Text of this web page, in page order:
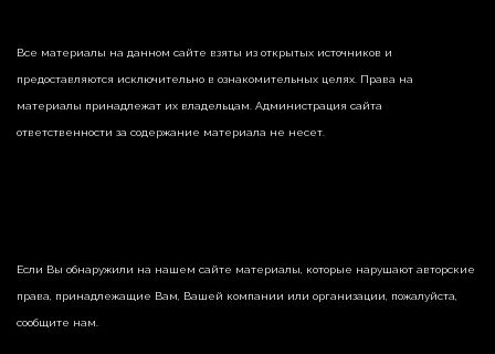
Все материалы на данном сайте взяты из открытых источников и
предоставляются исключительно в ознакомительных целях. Права на
материалы принадлежат их владельцам. Администрация сайта
ответственности за содержание материала не несет.
Если Вы обнаружили на нашем сайте материалы, которые нарушают авторские
права, принадлежащие Вам, Вашей компании или организации, пожалуйста,
сообщите нам.